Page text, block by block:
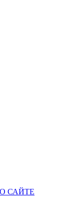
САЙТЕ